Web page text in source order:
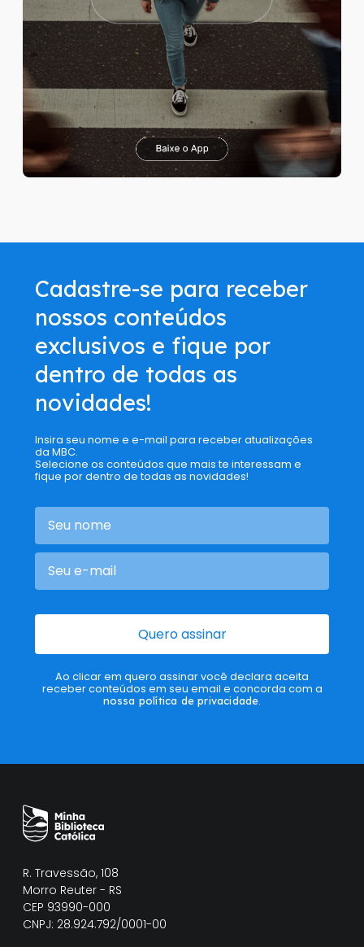
Cadastre-se para receber
nossos conteúdos
exclusivos e fique por
dentro de todas as
novidades!
Insira seu nome e e-mail para receber atualizações
da MBC.
Selecione os conteúdos que mais te interessam e
fique por dentro de todas as novidades!
Quero assinar
Ao clicar em quero assinar você declara aceita
receber conteúdos em seu email e concorda com a
nossa política de privacidade.
R. Travessão, 108
Morro Reuter - RS
CEP 93990-000
CNPJ: 28.924.792/0001-00